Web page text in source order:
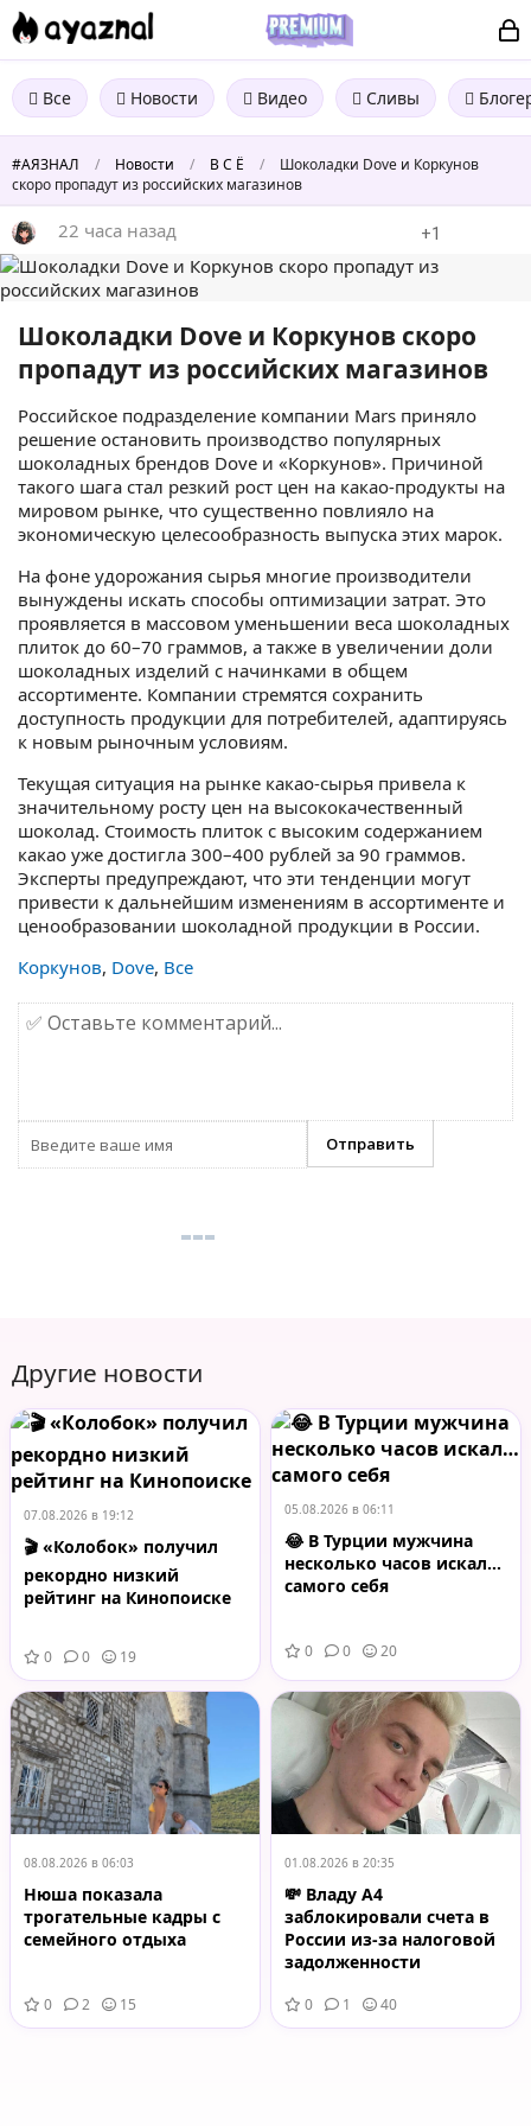
Все Новости Видео Сливы
#АЯЗНАЛ / Новости / В С Ё /
Шоколадки Dove и Коркунов
скоро пропадут из российских магазинов
22 часа назад +1
Шоколадки Dove и Коркунов скоро
пропадут из российских магазинов
Российское подразделение компании Mars приняло
решение остановить производство популярных
шоколадных брендов Dove и «Коркунов». Причиной
такого шага стал резкий рост цен на какао-продукты на
мировом рынке, что существенно повлияло на
экономическую целесообразность выпуска этих марок.
На фоне удорожания сырья многие производители
вынуждены искать способы оптимизации затрат. Это
проявляется в массовом уменьшении веса шоколадных
плиток до 60–70 граммов, а также в увеличении доли
шоколадных изделий с начинками в общем
ассортименте. Компании стремятся сохранить
доступность продукции для потребителей, адаптируясь
к новым рыночным условиям.
Текущая ситуация на рынке какао-сырья привела к
значительному росту цен на высококачественный
шоколад. Стоимость плиток с высоким содержанием
какао уже достигла 300–400 рублей за 90 граммов.
Эксперты предупреждают, что эти тенденции могут
привести к дальнейшим изменениям в ассортименте и
ценообразовании шоколадной продукции в России.
Коркунов, Dove, Все
Другие новости
07.08.2026 в 19:12
🎬 «Колобок» получил
рекордно низкий
рейтинг на Кинопоиске
0 0 19
05.08.2026 в 06:11
😂 В Турции мужчина
несколько часов искал…
самого себя
0 0 20
08.08.2026 в 06:03
Нюша показала
трогательные кадры с
семейного отдыха
0 2 15
01.08.2026 в 20:35
💸 Владу А4
заблокировали счета в
России из-за налоговой
задолженности
0 1 40